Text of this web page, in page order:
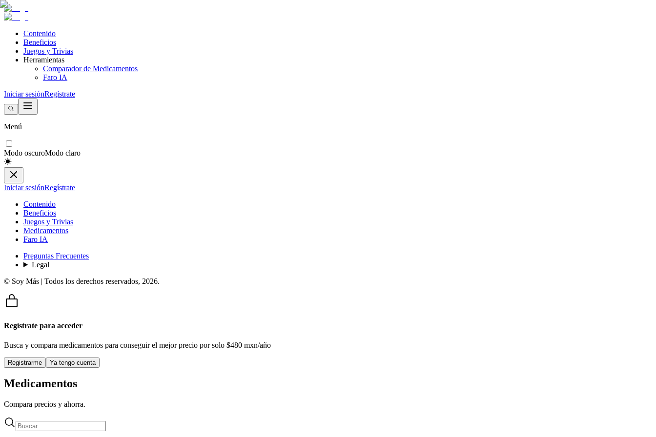
Contenido
Beneficios
Juegos y Trivias
Herramientas
Comparador de Medicamentos
Faro IA
Iniciar sesiónRegístrate
Menú
Modo oscuroModo claro
Iniciar sesiónRegístrate
Contenido
Beneficios
Juegos y Trivias
Medicamentos
Faro IA
Preguntas Frecuentes
Legal
© Soy Más | Todos los derechos reservados, 2026.
Regístrate para acceder
Busca y compara medicamentos para conseguir el mejor precio por solo $480 mxn/año
Registrarme Ya tengo cuenta
Medicamentos
Compara precios y ahorra.